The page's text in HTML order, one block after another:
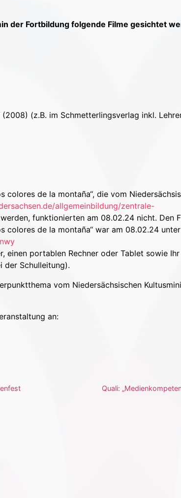
der Fortbildung folgende Filme gesichtet
(z.B. im Schmetterlingsverlag inkl.
colores de la montaña“, die vom
allgemeinbildung/zentrale-
funktionierten am 08.02.24 nicht. Den
colores de la montaña“ war am 08.02.24
einen portablen Rechner oder Tablet sowie
Schulleitung).
vom Niedersächsischen
an:
Quali: